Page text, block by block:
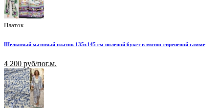
Платок
Шелковый матовый платок 135х145 см полевой букет в мятно-сиреневой гамме
4 200 руб/пог.м.